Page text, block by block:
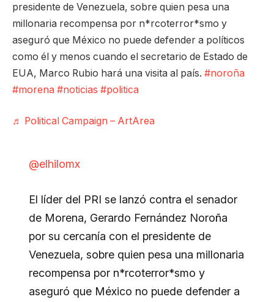
presidente de Venezuela, sobre quien pesa una
millonaria recompensa por n*rcoterror*smo y
aseguró que México no puede defender a políticos
como él y menos cuando el secretario de Estado de
EUA, Marco Rubio hará una visita al país. #noroña
#morena #noticias #politica
♬ Political Campaign – ArtArea
@elhilomx
El líder del PRI se lanzó contra el senador
de Morena, Gerardo Fernández Noroña
por su cercanía con el presidente de
Venezuela, sobre quien pesa una millonaria
recompensa por n*rcoterror*smo y
aseguró que México no puede defender a